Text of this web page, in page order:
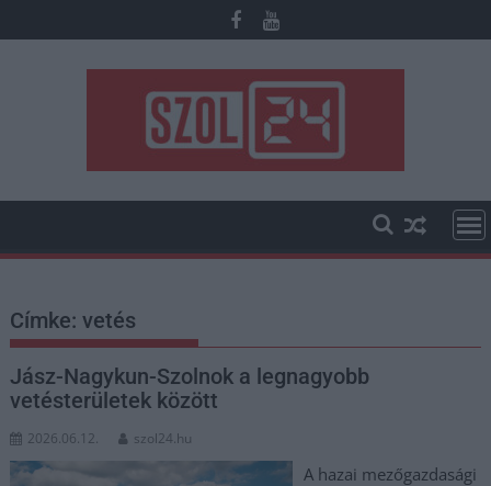
to
Címke:vetés
Jász-Nagykun-Szolnok a legnagyobb
vetésterületek között
2026.06.12. szol24.hu
A hazai mezőgazdasági